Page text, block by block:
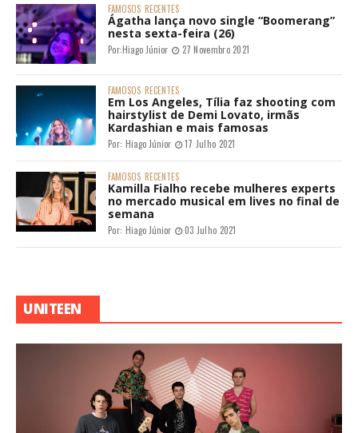
FAMOSOS RECENTES
Ágatha lança novo single “Boomerang”
nesta sexta-feira (26)
Por:Hiago Júnior 27 Novembro 2021
FAMOSOS RECENTES
Em Los Angeles, Tília faz shooting com
hairstylist de Demi Lovato, irmãs
Kardashian e mais famosas
Por: Hiago Júnior 17 Julho 2021
FAMOSOS RECENTES
Kamilla Fialho recebe mulheres experts
no mercado musical em lives no final de
semana
Por: Hiago Júnior 03 Julho 2021
UNITEEN